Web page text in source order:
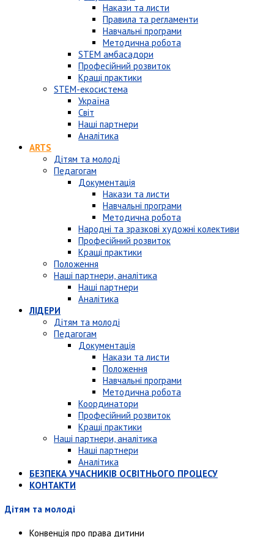
Накази та листи
Правила та регламенти
Навчальні програми
Методична робота
STEM амбасадори
Професійний розвиток
Кращі практики
STEM-екосистема
Україна
Світ
Наші партнери
Аналітика
ARTS
Дітям та молоді
Педагогам
Документація
Накази та листи
Навчальні програми
Методична робота
Народні та зразкові художні колективи
Професійний розвиток
Кращі практики
Положення
Наші партнери, аналітика
Наші партнери
Аналітика
ЛІДЕРИ
Дітям та молоді
Педагогам
Документація
Накази та листи
Положення
Навчальні програми
Методична робота
Координатори
Професійний розвиток
Кращі практики
Наші партнери, аналітика
Наші партнери
Аналітика
БЕЗПЕКА УЧАСНИКІВ ОСВІТНЬОГО ПРОЦЕСУ
КОНТАКТИ
Дітям та молоді
Конвенція про права дитини